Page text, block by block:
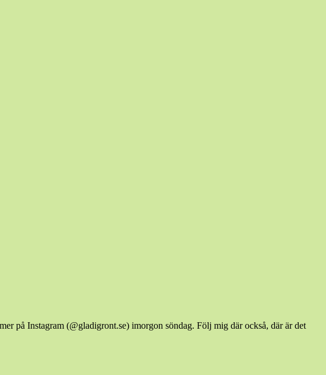
på Instagram (@gladigront.se) imorgon söndag. Följ mig där också, där är det